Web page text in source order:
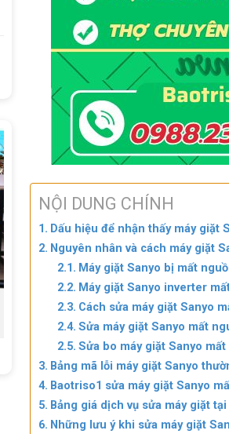
NỘI DUNG CHÍNH
Dấu hiệu để nhận thấy máy giặt
Nguyên nhân và cách máy giặt
Máy giặt Sanyo bị mất
Máy giặt Sanyo inverter
Cách sửa máy giặt Sanyo
Sửa máy giặt Sanyo mất
Sửa bo máy giặt Sanyo mất
Bảng mã lỗi máy giặt Sanyo
Baotriso1 sửa máy giặt Sanyo
Bảng giá dịch vụ sửa máy giặt tại
Những lưu ý khi sửa máy giặt